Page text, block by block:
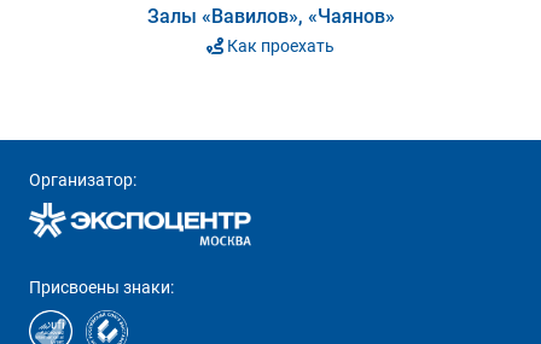
Залы «Вавилов», «Чаянов»
Как проехать
Организатор:
Присвоены знаки: